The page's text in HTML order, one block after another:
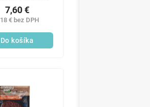
ks
€ bez DPH
7,60 €
Do košíka